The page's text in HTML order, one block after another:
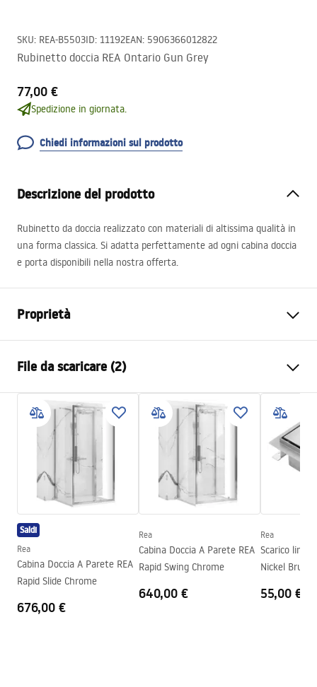
SKU: REA-B5503ID: 11192EAN: 5906366012822
Rubinetto doccia REA Ontario Gun Grey
77,00 €
Spedizione in giornata.
Chiedi informazioni sul prodotto
Descrizione del prodotto
Rubinetto da doccia realizzato con materiali di altissima qualità in
una forma classica. Si adatta perfettamente ad ogni cabina doccia
e porta disponibili nella nostra offerta.
Proprietà
Metodo di installazione
Colore
Titanio
Materiale
Ottone, ABS
Altezza
80
Tecnologia del rivestimento
Diametro di connessione
1/2 pollici
Distanza dei collegamenti
mm
Garanzia
File da scaricare (2)
Istruzioni di montaggio
Faucet.pdf
Condizioni di garanzia
Warranty_Terms_and_Conditions_Faucets_-_5.pdf
Saldi
Rea
Cabina Doccia A Parete REA
Rapid Slide Chrome
676,00 €
Rea
Cabina Doccia A Parete REA
Rapid Swing Chrome
640,00 €
Rea
Scarico
Nickel Brush
55,00 €